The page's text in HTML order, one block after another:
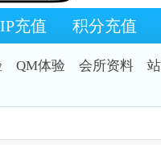
充值 积分充值
QM体验 会所资料